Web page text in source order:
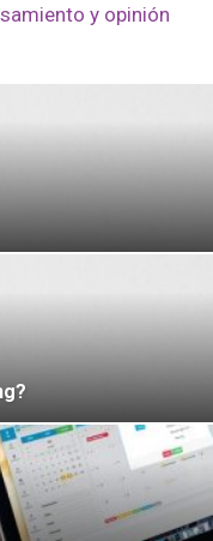
y opinión